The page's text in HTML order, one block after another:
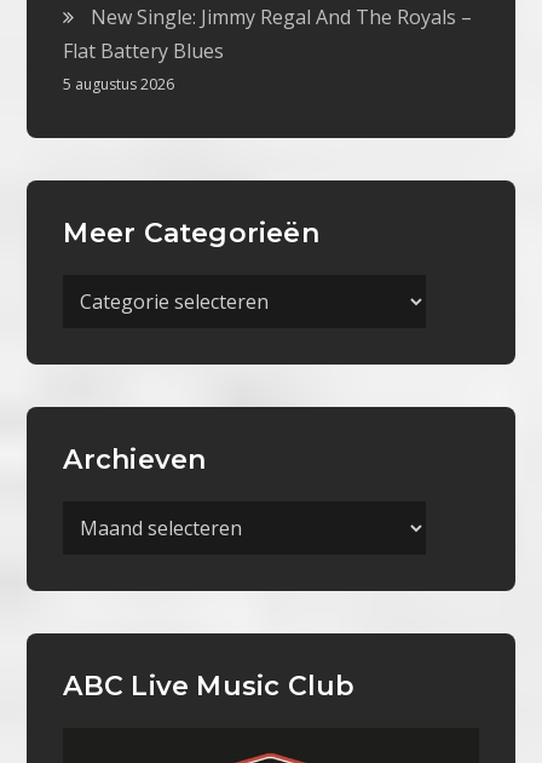
New Single: Jimmy Regal And The Royals –
Flat Battery Blues
5 augustus 2026
Meer Categorieën
Meer
Archieven
Archieven
ABC Live Music Club